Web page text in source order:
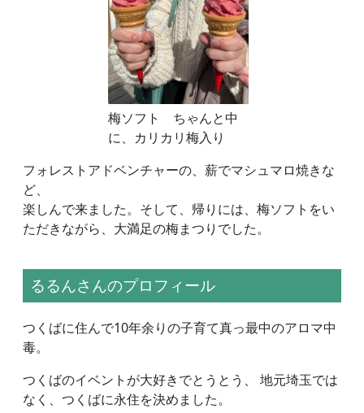
梅ソフト ちゃんと中
に、カリカリ梅入り
フォレストアドベンチャーの、薪でマシュマロ焼きな
ど、
楽しんで来ました。そして、帰りには、梅ソフトをい
ただきながら、大満足の梅まつりでした。
るるんさんのプロフィール
つくばに住んで10年余りの子育て真っ最中のアロマ中
毒。
つくばのイベントが大好きでとうとう、 地元埼玉では
なく、つくばに永住を決めました。